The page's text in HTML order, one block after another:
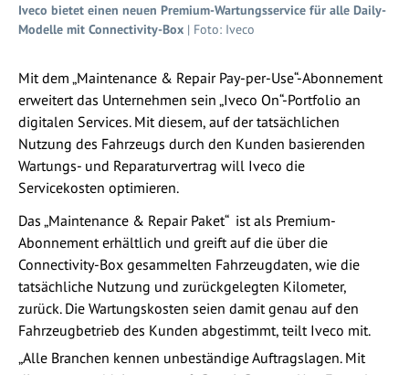
Iveco bietet einen neuen Premium-Wartungsservice für alle Daily-
Modelle mit Connectivity-Box | Foto: Iveco
Mit dem „Maintenance & Repair Pay-per-Use“-Abonnement
erweitert das Unternehmen sein „Iveco On“-Portfolio an
digitalen Services. Mit diesem, auf der tatsächlichen
Nutzung des Fahrzeugs durch den Kunden basierenden
Wartungs- und Reparaturvertrag will Iveco die
Servicekosten optimieren.
Das „Maintenance & Repair Paket“ ist als Premium-
Abonnement erhältlich und greift auf die über die
Connectivity-Box gesammelten Fahrzeugdaten, wie die
tatsächliche Nutzung und zurückgelegten Kilometer,
zurück. Die Wartungskosten seien damit genau auf den
Fahrzeugbetrieb des Kunden abgestimmt, teilt Iveco mit.
„Alle Branchen kennen unbeständige Auftragslagen. Mit